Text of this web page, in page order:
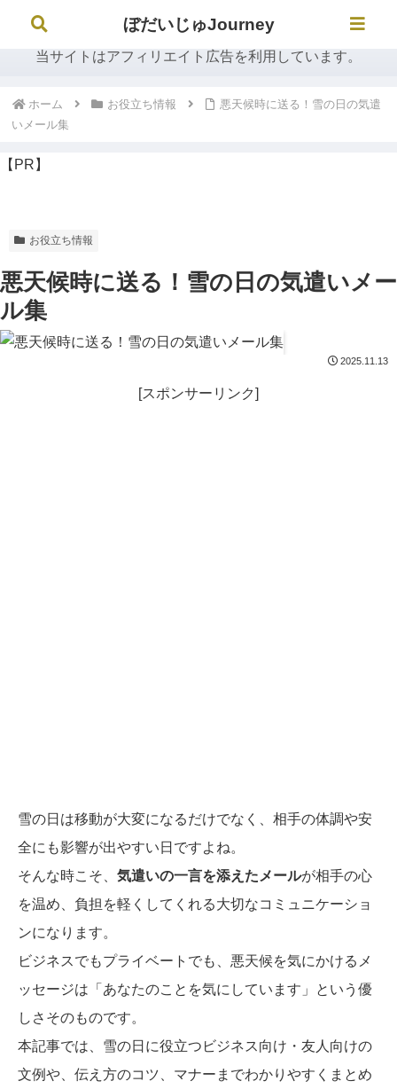
ぼだいじゅJourney
当サイトはアフィリエイト広告を利用しています。
ホーム お役立ち情報
悪天候時に送る！雪の日の気遣
いメール集
【PR】
お役立ち情報
悪天候時に送る！雪の日の気遣いメー
ル集
2025.11.13
[スポンサーリンク]
雪の日は移動が大変になるだけでなく、相手の体調や安
全にも影響が出やすい日ですよね。
そんな時こそ、 気遣いの一言を添えたメールが相手の心
を温め、負担を軽くしてくれる大切なコミュニケーショ
ンになります。
ビジネスでもプライベートでも、悪天候を気にかけるメ
ッセージは「あなたのことを気にしています」という優
しさそのものです。
本記事では、雪の日に役立つビジネス向け・友人向けの
文例や、伝え方のコツ、マナーまでわかりやすくまとめ
ぼだいじゅJourney